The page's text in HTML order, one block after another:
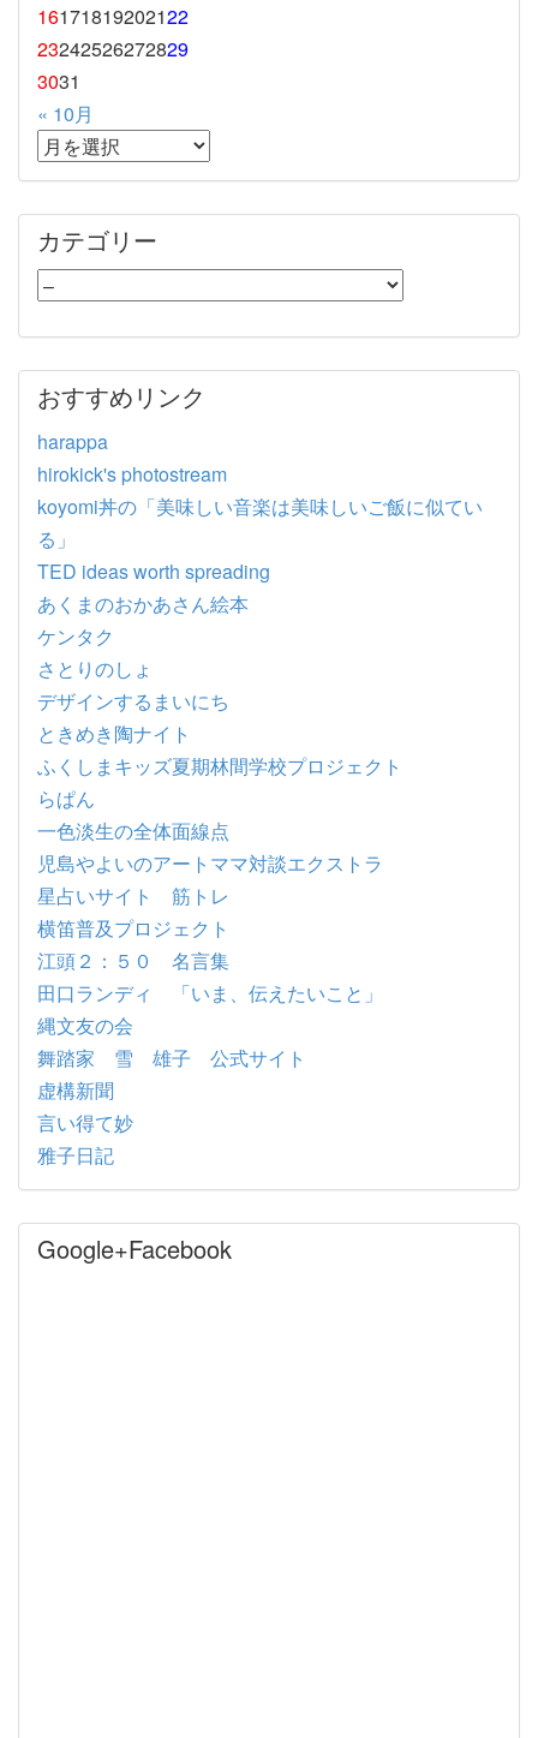
16171819202122
23242526272829
3031
« 10月
カテゴリー
おすすめリンク
harappa
hirokick's photostream
koyomi丼の「美味しい音楽は美味しいご飯に似てい
る」
TED ideas worth spreading
あくまのおかあさん絵本
ケンタク
さとりのしょ
デザインするまいにち
ときめき陶ナイト
ふくしまキッズ夏期林間学校プロジェクト
らぱん
一色淡生の全体面線点
児島やよいのアートママ対談エクストラ
星占いサイト 筋トレ
横笛普及プロジェクト
江頭２：５０ 名言集
田口ランディ 「いま、伝えたいこと」
縄文友の会
舞踏家 雪 雄子 公式サイト
虚構新聞
言い得て妙
雅子日記
Google+Facebook